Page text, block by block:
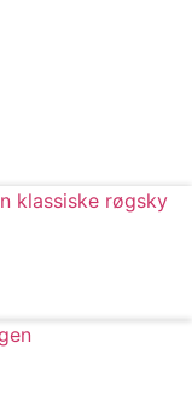
klassiske røgsky